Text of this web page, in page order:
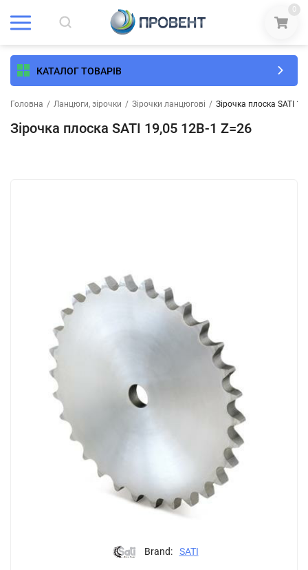
0
КАТАЛОГ ТОВАРІВ
Головна / Ланцюги, зірочки / Зірочки ланцюгові / Зірочка плоска SATI
Зірочка плоска SATI 19,05 12B-1 Z=26
Brand: SATI